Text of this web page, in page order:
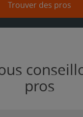
Trouver des pros
pros